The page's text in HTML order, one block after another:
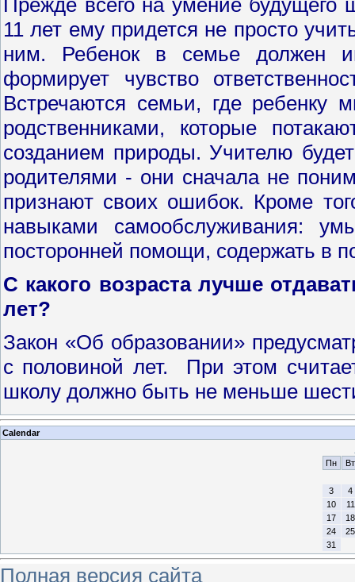
Прежде всего на умение будущего
11 лет ему придется не просто
ним. Ребенок в семье должен
формирует чувство
Встречаются семьи, где ребенку
родственниками, которые
созданием природы. Учителю
родителями - они сначала не
признают своих ошибок. Кроме
навыками самообслуживания:
посторонней помощи, содержать в
С какого возраста лучше
лет?
Закон «Об образовании»
с половиной лет. При этом
школу должно быть не меньше
Calendar
Пн
Вт
3
4
10
11
17
18
24
25
31
Полная версия сайта